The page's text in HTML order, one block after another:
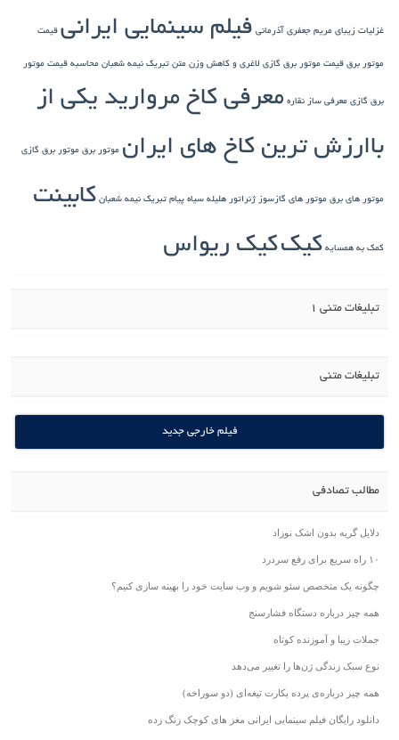
غزلیات زیبای مریم جعفری آذرمانی فیلم سینمایی ایرانی قیمت
موتور برق قیمت موتور برق گازی لاغری و کاهش وزن متن تبریک نیمه شعبان محاسبه قیمت موتور
برق گازی معرفی ساز نقاره معرفی کاخ مروارید یکی از
باارزش ترین کاخ های ایران موتور برق موتور برق گازی
موتور های برق موتور های گازسوز ژنراتور هلیله سیاه پیام تبریک نیمه شعبان کابینت
کمک به همسایه کیککیک ریواس
تبلیغات متنی 1
تبلیغات متنی
فیلم خارجی جدید
مطالب تصادفی
دلایل گریه بدون اشک نوزاد
۱۰ راه سریع برای رفع سردرد
چگونه یک متخصص سئو شویم و وب سایت خود را بهینه سازی کنیم؟
همه چیز درباره دستگاه فشارسنج
جملات زیبا و آموزنده کوتاه
نوع سبک زندگی ژن‌ها را تغییر می‌دهد
همه چیز درباره‌ی پرده بکارت تیغه‌ای (دو سوراخه)
دانلود رایگان فیلم سینمایی ایرانی مغز های کوچک زنگ زده